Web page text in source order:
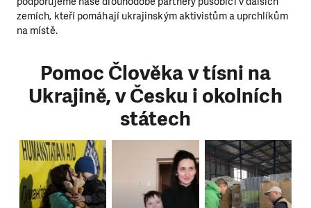
zemích, kteří pomáhají ukrajinským aktivistům a uprchlíkům
na místě.
Pomoc Člověka v tísni na
Ukrajině, v Česku i okolních
státech